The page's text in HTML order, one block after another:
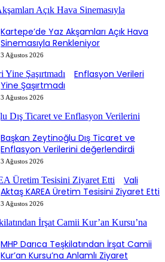
Kartepe’de Yaz Akşamları Açık Hava
Sinemasıyla Renkleniyor
3 Ağustos 2026
Enflasyon Verileri
Yine Şaşırtmadı
3 Ağustos 2026
Başkan Zeytinoğlu Dış Ticaret ve
Enflasyon Verilerini değerlendirdi
3 Ağustos 2026
Vali
Aktaş KAREA Üretim Tesisini Ziyaret Etti
3 Ağustos 2026
MHP Darıca Teşkilatından İrşat Camii
Kur’an Kursu’na Anlamlı Ziyaret